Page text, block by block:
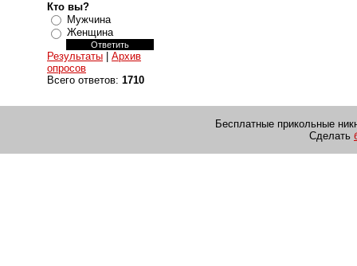
Кто вы?
Мужчина
Женщина
Результаты
Архив
опросов
Всего ответов: 1710
Бесплатные прикольные
Сделать